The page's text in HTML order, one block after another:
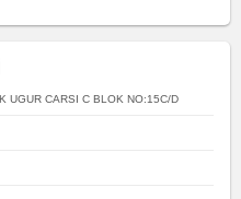
UGUR CARSI C BLOK NO:15C/D